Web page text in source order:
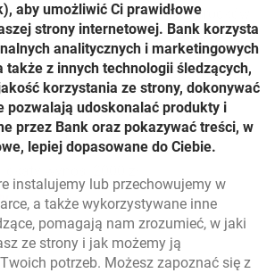
wcześniejszego wycofania środków.
nastąpi po 6 miesiącach od daty
Klient otrzymuje 100 % kapitału i
za okres subskrypcji. W przypadku
w pierwszych 6 miesiącach okresu
97,5 % kapitału oraz odsetki
subskrypcji.
aby umożliwić Ci prawidłowe
strony internetowej. Bank korzysta
analitycznych i marketingowych
także z innych technologii śledzących,
korzystania ze strony, dokonywać
pozwalają udoskonalać produkty i
przez Bank oraz pokazywać treści, w
lepiej dopasowane do Ciebie.
instalujemy lub przechowujemy w
a także wykorzystywane inne
pomagają nam zrozumieć, w jaki
ze strony i jak możemy ją
potrzeb. Możesz zapoznać się z